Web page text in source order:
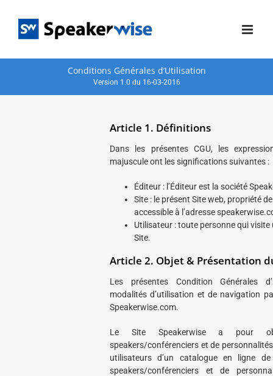
contenu
Conditions Générales d’Utilisation
Version 1.0 du 16-03-2016
Article 1. Définitions
Dans les présentes CGU, les
majuscule ont les significations suivantes :
Éditeur : l’Éditeur est la société
Site : le présent Site web, propriété
accessible à l’adresse
Utilisateur : toute personne qui
Site.
Article 2. Objet & Présentation
Les présentes Condition Générales
modalités d’utilisation et de navigation
Speakerwise.com.
Le Site Speakerwise a pour
speakers/conférenciers et de
utilisateurs d’un catalogue en ligne
speakers/conférenciers et de